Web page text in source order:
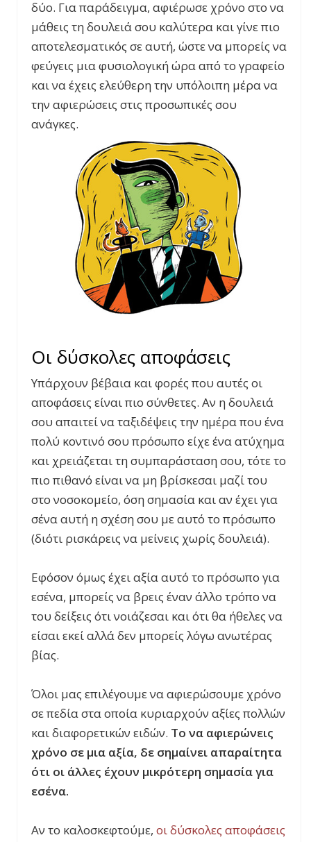
δύο. Για παράδειγμα, αφιέρωσε χρόνο στο να
μάθεις τη δουλειά σου καλύτερα και γίνε πιο
αποτελεσματικός σε αυτή, ώστε να μπορείς να
φεύγεις μια φυσιολογική ώρα από το γραφείο
και να έχεις ελεύθερη την υπόλοιπη μέρα να
την αφιερώσεις στις προσωπικές σου
ανάγκες.
Οι δύσκολες αποφάσεις
Υπάρχουν βέβαια και φορές που αυτές οι
αποφάσεις είναι πιο σύνθετες. Αν η δουλειά
σου απαιτεί να ταξιδέψεις την ημέρα που ένα
πολύ κοντινό σου πρόσωπο είχε ένα ατύχημα
και χρειάζεται τη συμπαράσταση σου, τότε το
πιο πιθανό είναι να μη βρίσκεσαι μαζί του
στο νοσοκομείο, όση σημασία και αν έχει για
σένα αυτή η σχέση σου με αυτό το πρόσωπο
(διότι ρισκάρεις να μείνεις χωρίς δουλειά).
Εφόσον όμως έχει αξία αυτό το πρόσωπο για
εσένα, μπορείς να βρεις έναν άλλο τρόπο να
του δείξεις ότι νοιάζεσαι και ότι θα ήθελες να
είσαι εκεί αλλά δεν μπορείς λόγω ανωτέρας
βίας.
Όλοι μας επιλέγουμε να αφιερώσουμε χρόνο
σε πεδία στα οποία κυριαρχούν αξίες πολλών
και διαφορετικών ειδών. Το να αφιερώνεις
χρόνο σε μια αξία, δε σημαίνει απαραίτητα
ότι οι άλλες έχουν μικρότερη σημασία για
εσένα.
Αν το καλοσκεφτούμε, οι δύσκολες αποφάσεις